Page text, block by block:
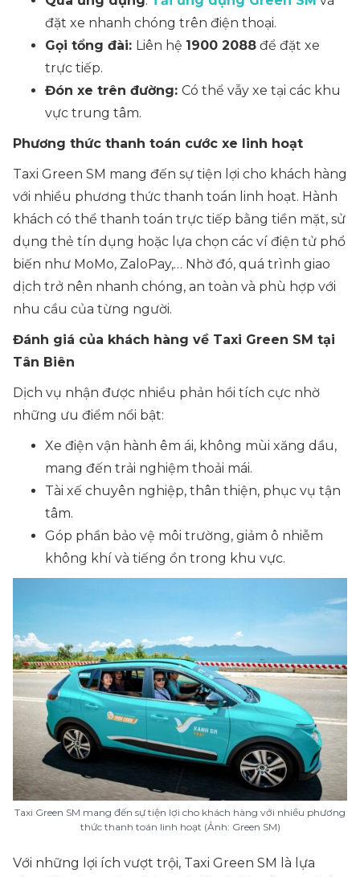
đặt xe nhanh chóng trên điện thoại.
Gọi tổng đài: Liên hệ 1900 2088 để đặt xe
trực tiếp.
Đón xe trên đường: Có thể vẫy xe tại các khu
vực trung tâm.
Phương thức thanh toán cước xe linh hoạt
Taxi Green SM mang đến sự tiện lợi cho khách hàng
với nhiều phương thức thanh toán linh hoạt. Hành
khách có thể thanh toán trực tiếp bằng tiền mặt, sử
dụng thẻ tín dụng hoặc lựa chọn các ví điện tử phổ
biến như MoMo, ZaloPay,… Nhờ đó, quá trình giao
dịch trở nên nhanh chóng, an toàn và phù hợp với
nhu cầu của từng người.
Đánh giá của khách hàng về Taxi Green SM tại
Tân Biên
Dịch vụ nhận được nhiều phản hồi tích cực nhờ
những ưu điểm nổi bật:
Xe điện vận hành êm ái, không mùi xăng dầu,
mang đến trải nghiệm thoải mái.
Tài xế chuyên nghiệp, thân thiện, phục vụ tận
tâm.
Góp phần bảo vệ môi trường, giảm ô nhiễm
không khí và tiếng ồn trong khu vực.
Taxi Green SM mang đến sự tiện lợi cho khách hàng với nhiều phương
thức thanh toán linh hoạt (Ảnh: Green SM)
Với những lợi ích vượt trội, Taxi Green SM là lựa